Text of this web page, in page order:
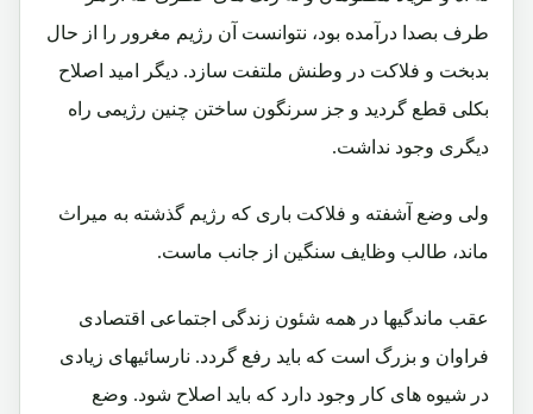
طرف بصدا درآمده بود، نتوانست آن رژیم مغرور را از حال
بدبخت و فلاکت در وطنش ملتفت سازد. دیگر امید اصلاح
بکلی قطع گردید و جز سرنگون ساختن چنین رژیمی راه
دیگری وجود نداشت.
ولی وضع آشفته و فلاکت باری که رژیم گذشته به میراث
ماند، طالب وظایف سنگین از جانب ماست.
عقب ماندگیها در همه شئون زندگی اجتماعی اقتصادی
فراوان و بزرگ است که باید رفع گردد. نارسائیهای زیادی
در شیوه های کار وجود دارد که باید اصلاح شود. وضع